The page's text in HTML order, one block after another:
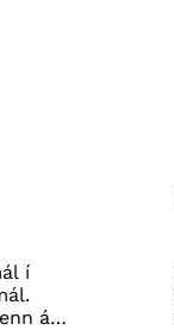
í
á